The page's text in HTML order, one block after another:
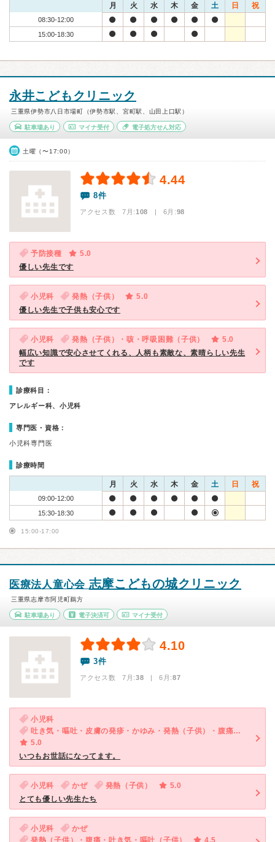
月 火 水 木 金 土 日 祝
08:30-12:00
15:00-18:30
永井こどもクリニック
三重県伊勢市八日市場町（伊勢市駅、宮町駅、山田上口駅）
駐車場あり マイナ受付 電子処方せん対応
土曜（〜17:00）
4.44
8件
アクセス数 7月:108 | 6月:98
予防接種
5.0
優しい先生です
小児科 発熱（子供）
5.0
優しい先生で子供も安心です
小児科 発熱（子供）・咳・呼吸困難（子供）
5.0
幅広い知識で安心させてくれる、人柄も素敵な、素晴らしい先生
です
診療科目：
アレルギー科、小児科
専門医・資格：
小児科専門医
診療時間
月 火 水 木 金 土 日 祝
09:00-12:00
15:30-18:30
15:00-17:00
医療法人童心会 志摩こどもの城クリニック
三重県志摩市阿児町鵜方
駐車場あり 電子決済可 マイナ受付
4.10
3件
アクセス数 7月:38 | 6月:87
小児科
吐き気・嘔吐・皮膚の発疹・かゆみ・発熱（子供）・腹痛・吐き気・嘔吐（子供）・発疹（子供）・咳・呼吸困難（子供）・下痢（子供）
5.0
いつもお世話になってます。
小児科 かぜ 発熱（子供）
5.0
とても優しい先生たち
小児科
かぜ
発熱（子供）・腹痛・吐き気・嘔吐（子供）
4.5